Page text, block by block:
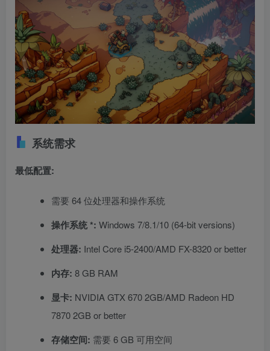
系统需求
最低配置:
需要 64 位处理器和操作系统
操作系统 *: Windows 7/8.1/10 (64-bit versions)
处理器: Intel Core i5-2400/AMD FX-8320 or better
内存: 8 GB RAM
显卡: NVIDIA GTX 670 2GB/AMD Radeon HD
7870 2GB or better
存储空间: 需要 6 GB 可用空间